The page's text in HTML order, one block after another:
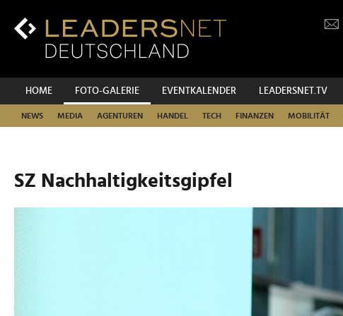
Inhalt
Hauptnavigation
HOME FOTO-GALERIE EVENTKALENDER LEADERSNET.TV
NEWS MEDIA AGENTUREN HANDEL TECH FINANZEN MOBILITÄT
SZ Nachhaltigkeitsgipfel